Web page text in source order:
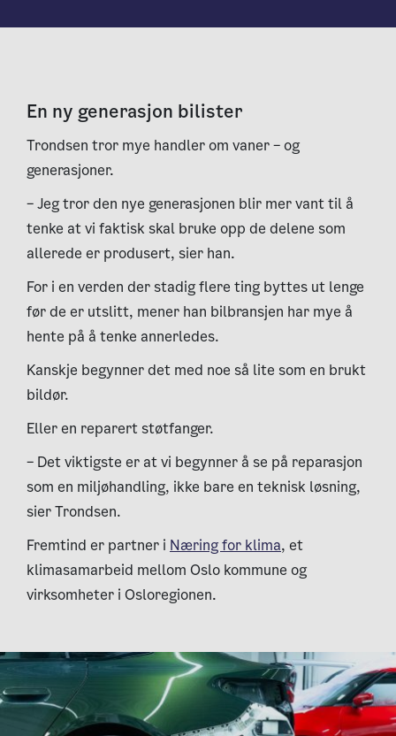
En ny generasjon bilister
Trondsen tror mye handler om vaner – og
generasjoner.
– Jeg tror den nye generasjonen blir mer vant til å
tenke at vi faktisk skal bruke opp de delene som
allerede er produsert, sier han.
For i en verden der stadig flere ting byttes ut lenge
før de er utslitt, mener han bilbransjen har mye å
hente på å tenke annerledes.
Kanskje begynner det med noe så lite som en brukt
bildør.
Eller en reparert støtfanger.
– Det viktigste er at vi begynner å se på reparasjon
som en miljøhandling, ikke bare en teknisk løsning,
sier Trondsen.
Fremtind er partner i Næring for klima, et
klimasamarbeid mellom Oslo kommune og
virksomheter i Osloregionen.